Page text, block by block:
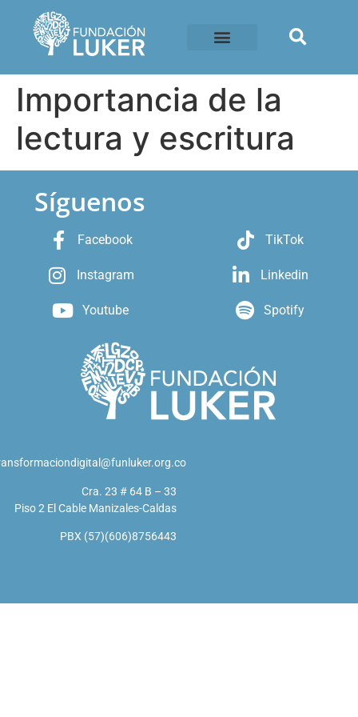
Importancia de la
lectura y escritura
Síguenos
Facebook
Instagram
Youtube
TikTok
Linkedin
Spotify
Cra. 23 # 64 B – 33
Piso 2 El Cable Manizales-Caldas
PBX (57)(606)8756443